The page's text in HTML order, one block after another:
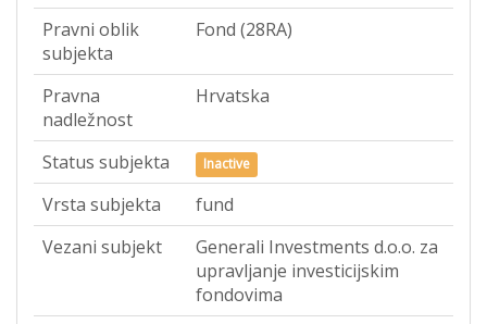
Pravni oblik
subjekta
Fond (28RA)
Pravna
nadležnost
Hrvatska
Status subjekta Inactive
Vrsta subjekta
fund
Vezani subjekt
Generali Investments d.o.o. za
upravljanje investicijskim
fondovima